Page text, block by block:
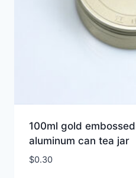
100ml gold
aluminum can tea jar
$0.30